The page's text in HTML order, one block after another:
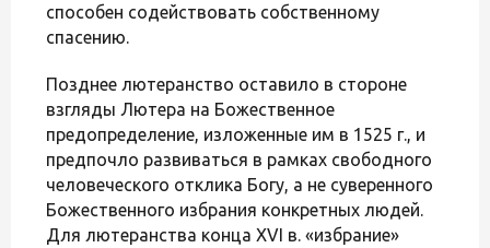
способен содействовать собственному
спасению.
Позднее лютеранство оставило в стороне
взгляды Лютера на Божественное
предопределение, изложенные им в 1525 г., и
предпочло развиваться в рамках свободного
человеческого отклика Богу, а не суверенного
Божественного избрания конкретных людей.
Для лютеранства конца XVI в. «избрание»